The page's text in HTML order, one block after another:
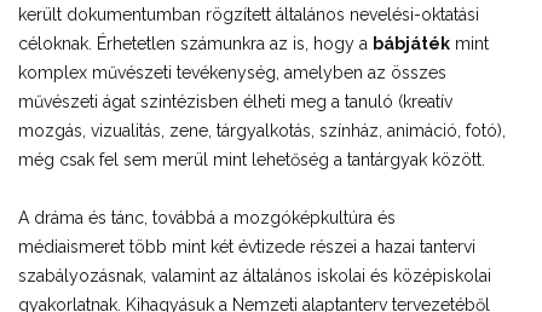
került dokumentumban rögzített általános nevelési-oktatási
céloknak. Érhetetlen számunkra az is, hogy a bábjáték mint
komplex művészeti tevékenység, amelyben az összes
művészeti ágat szintézisben élheti meg a tanuló (kreatív
mozgás, vizualitás, zene, tárgyalkotás, színház, animáció, fotó),
még csak fel sem merül mint lehetőség a tantárgyak között.
A dráma és tánc, továbbá a mozgóképkultúra és
médiaismeret több mint két évtizede részei a hazai tantervi
szabályozásnak, valamint az általános iskolai és középiskolai
gyakorlatnak. Kihagyásuk a Nemzeti alaptanterv tervezetéből